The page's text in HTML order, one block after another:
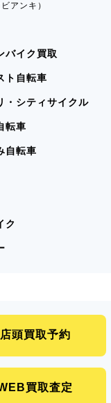
アンキ）
バイク買取
ト自転車
・シティサイクル
転車
自転車
ク
店頭買取予約
買取査定